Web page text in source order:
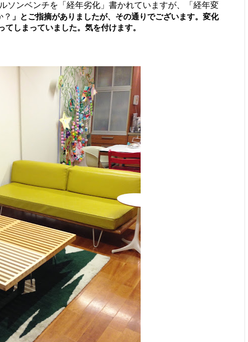
ソンベンチを「経年劣化」書かれていますが、「経年変
？ 」とご指摘がありましたが、その通りでございます。変化
てしまっていました。気を付けます。